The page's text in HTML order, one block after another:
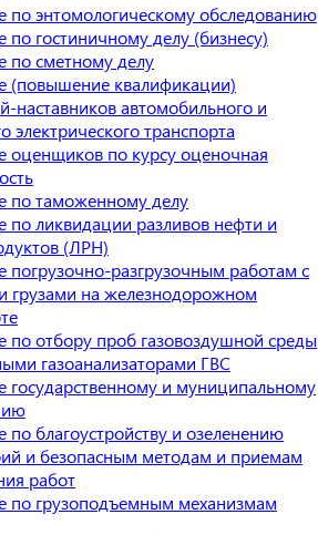
по энтомологическому обследованию
по гостиничному делу (бизнесу)
по сметному делу
(повышение квалификации)
наставников автомобильного и
электрического транспорта
оценщиков по курсу оценочная
по таможенному делу
по ликвидации разливов нефти и
(ЛРН)
погрузочно-разгрузочным работам с
грузами на железнодорожном
по отбору проб газовоздушной среды
газоанализаторами ГВС
государственному и муниципальному
по благоустройству и озеленению
и безопасным методам и приемам
работ
по грузоподъемным механизмам